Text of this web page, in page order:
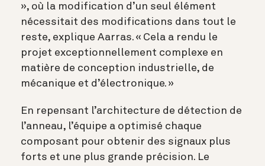
», où la modification d’un seul élément
nécessitait des modifications dans tout le
reste, explique Aarras. « Cela a rendu le
projet exceptionnellement complexe en
matière de conception industrielle, de
mécanique et d’électronique. »
En repensant l’architecture de détection de
l’anneau, l’équipe a optimisé chaque
composant pour obtenir des signaux plus
forts et une plus grande précision. Le